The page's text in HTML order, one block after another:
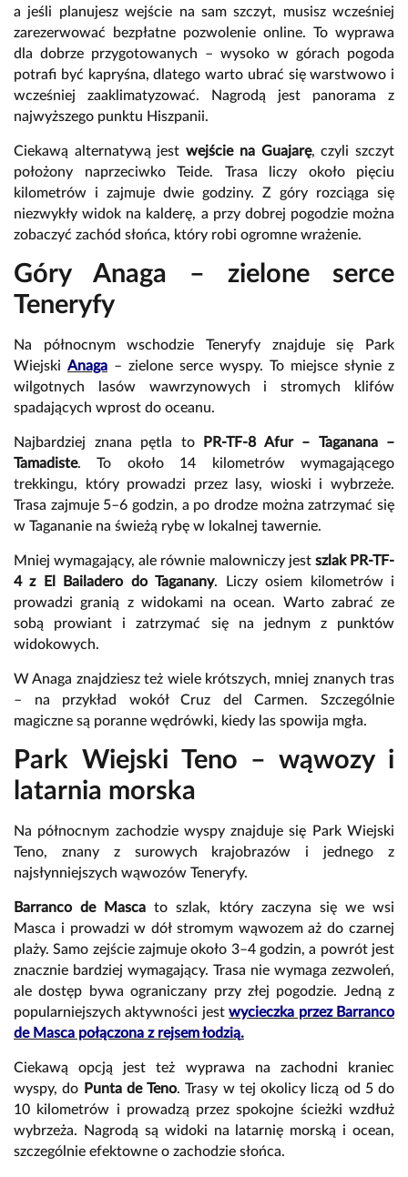
a jeśli planujesz wejście na sam szczyt, musisz wcześniej
zarezerwować bezpłatne pozwolenie online. To wyprawa
dla dobrze przygotowanych – wysoko w górach pogoda
potrafi być kapryśna, dlatego warto ubrać się warstwowo i
wcześniej zaaklimatyzować. Nagrodą jest panorama z
najwyższego punktu Hiszpanii.
Ciekawą alternatywą jestwejście na Guajarę, czyli szczyt
położony naprzeciwko Teide. Trasa liczy około pięciu
kilometrów i zajmuje dwie godziny. Z góry rozciąga się
niezwykły widok na kalderę, a przy dobrej pogodzie można
zobaczyć zachód słońca, który robi ogromne wrażenie.
Góry Anaga – zielone serce
Teneryfy
Na północnym wschodzie Teneryfy znajduje się Park
Wiejski Anaga – zielone serce wyspy. To miejsce słynie z
wilgotnych lasów wawrzynowych i stromych klifów
spadających wprost do oceanu.
Najbardziej znana pętla to
PR-TF-8 Afur – Taganana –
Tamadiste. To około 14 kilometrów wymagającego
trekkingu, który prowadzi przez lasy, wioski i wybrzeże.
Trasa zajmuje 5–6 godzin, a po drodze można zatrzymać się
w Tagananie na świeżą rybę w lokalnej tawernie.
Mniej wymagający, ale równie malowniczy jest szlak PR-TF-
4 z El Bailadero do Taganany. Liczy osiem kilometrów i
prowadzi granią z widokami na ocean. Warto zabrać ze
sobą prowiant i zatrzymać się na jednym z punktów
widokowych.
W Anaga znajdziesz też wiele krótszych, mniej znanych tras
– na przykład wokół Cruz del Carmen. Szczególnie
magiczne są poranne wędrówki, kiedy las spowija mgła.
Park Wiejski Teno – wąwozy i
latarnia morska
Na północnym zachodzie wyspy znajduje się Park Wiejski
Teno, znany z surowych krajobrazów i jednego z
najsłynniejszych wąwozów Teneryfy.
Barranco de Masca to szlak, który zaczyna się we wsi
Masca i prowadzi w dół stromym wąwozem aż do czarnej
plaży. Samo zejście zajmuje około 3–4 godzin, a powrót jest
znacznie bardziej wymagający. Trasa nie wymaga zezwoleń,
ale dostęp bywa ograniczany przy złej pogodzie. Jedną z
popularniejszych aktywności jestwycieczka przez Barranco
de Masca połączona z rejsem łodzią.
Ciekawą opcją jest też wyprawa na zachodni kraniec
wyspy, do Punta de Teno. Trasy w tej okolicy liczą od 5 do
10 kilometrów i prowadzą przez spokojne ścieżki wzdłuż
wybrzeża. Nagrodą są widoki na latarnię morską i ocean,
szczególnie efektowne o zachodzie słońca.